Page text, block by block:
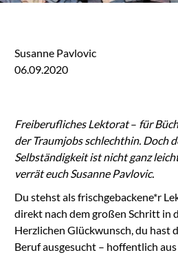
Susanne Pavlovic
06.09.2020
Freiberufliches Lektorat– für
der Traumjobs schlechthin. Doch
Selbständigkeit ist nicht ganz
verrät euch Susanne Pavlovic.
Du stehst als frischgebackene*r
direkt nach dem großen Schritt in
Herzlichen Glückwunsch, du hast
Beruf ausgesucht – hoffentlich